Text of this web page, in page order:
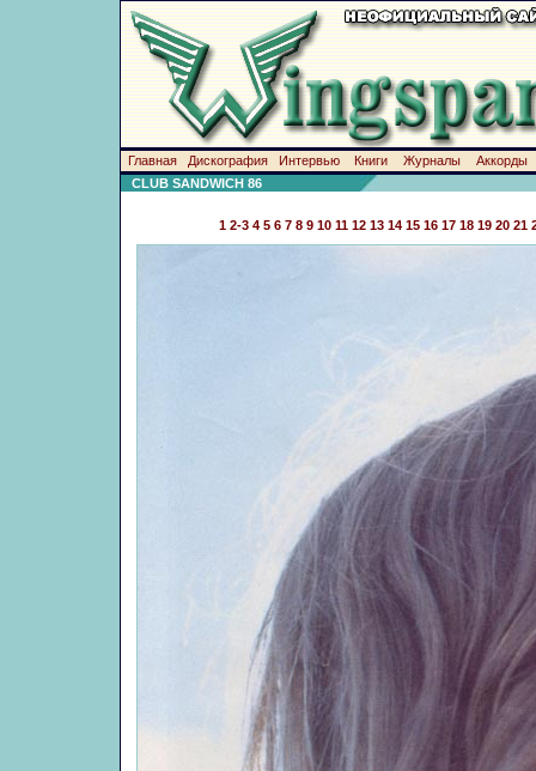
Главная Дискография Интервью Книги Журналы
Аккорды
CLUB SANDWICH 86
1 2-3 4 5 6 7 8 9 10 11 12 13 14 15 16 17 18 19 20 21